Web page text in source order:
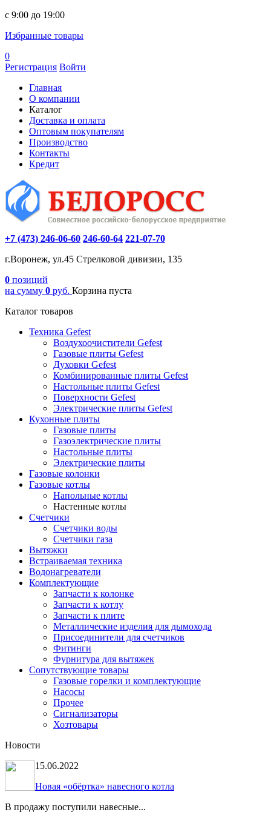
c 9:00 до 19:00
Избранные товары
0
Регистрация Войти
Главная
О компании
Каталог
Доставка и оплата
Оптовым покупателям
Производство
Контакты
Кредит
+7 (473) 246-06-60 246-60-64 221-07-70
г.Воронеж, ул.45 Стрелковой дивизии, 135
0 позиций
на сумму 0 руб. Корзина пуста
Каталог товаров
Техника Gefest
Воздухоочистители Gefest
Газовые плиты Gefest
Духовки Gefest
Комбинированные плиты Gefest
Настольные плиты Gefest
Поверхности Gefest
Электрические плиты Gefest
Кухонные плиты
Газовые плиты
Газоэлектрические плиты
Настольные плиты
Электрические плиты
Газовые колонки
Газовые котлы
Напольные котлы
Настенные котлы
Счетчики
Счетчики воды
Счетчики газа
Вытяжки
Встраиваемая техника
Водонагреватели
Комплектующие
Запчасти к колонке
Запчасти к котлу
Запчасти к плите
Металлические изделия для дымохода
Присоединители для счетчиков
Фитинги
Фурнитура для вытяжек
Сопутствующие товары
Газовые горелки и комплектующие
Насосы
Прочее
Сигнализаторы
Хозтовары
Новости
15.06.2022
Новая «обёртка» навесного котла
В продажу поступили навесные...